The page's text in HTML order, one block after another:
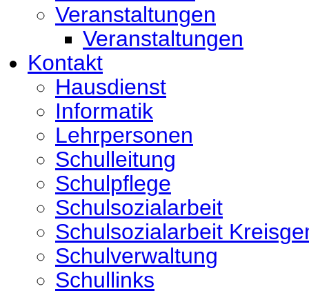
Veranstaltungen
Veranstaltungen
Kontakt
Hausdienst
Informatik
Lehrpersonen
Schulleitung
Schulpflege
Schulsozialarbeit
Schulsozialarbeit
Schulverwaltung
Schullinks